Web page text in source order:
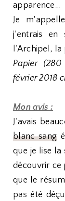
apparence...
Je
j'entrais en
l'Archipel, la
Papier
février 2018
Mon avis :
J'avais
blanc sang
que je lise la
découvrir ce
que le
pas été